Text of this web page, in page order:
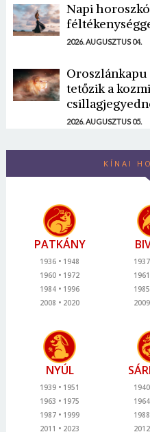
Napi
2026. AUGUSZTUS 04.
tetőzik a
2026. AUGUSZTUS 05.
KÍNAI
PATKÁNY
1936
1948
1960
1972
1984
1996
2008
2020
1937
1961
1985
2009
NYÚL
1939
1951
1963
1975
1987
1999
2011
2023
1940
1964
1988
2012